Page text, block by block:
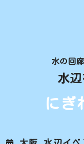
水の回
水辺
にぎ